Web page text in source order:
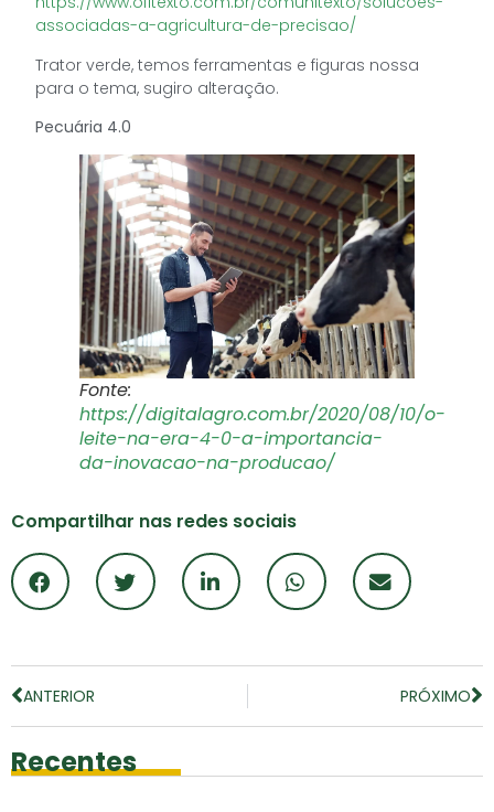
associadas-a-agricultura-de-precisao/
Trator verde, temos ferramentas e figuras nossa
para o tema, sugiro alteração.
Pecuária 4.0
Fonte:
https://digitalagro.com.br/2020/08/10/o-
leite-na-era-4-0-a-importancia-
da-inovacao-na-producao/
Compartilhar nas redes sociais
ANTERIOR PRÓXIMO
Recentes